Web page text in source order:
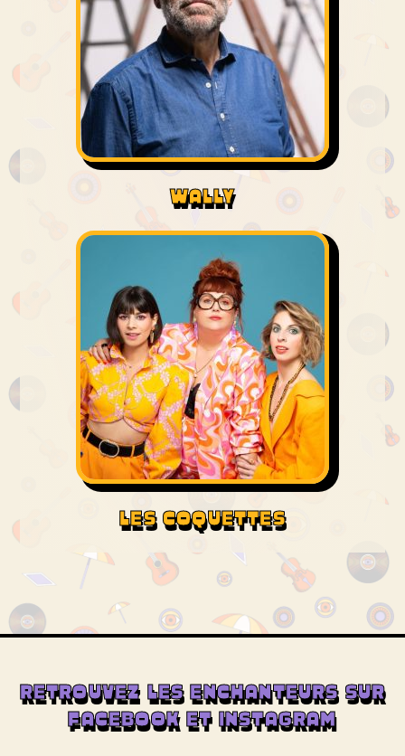
WALLY
LES COQUETTES
RETROUVEZ LES ENCHANTEURS SUR
FACEBOOK ET INSTAGRAM